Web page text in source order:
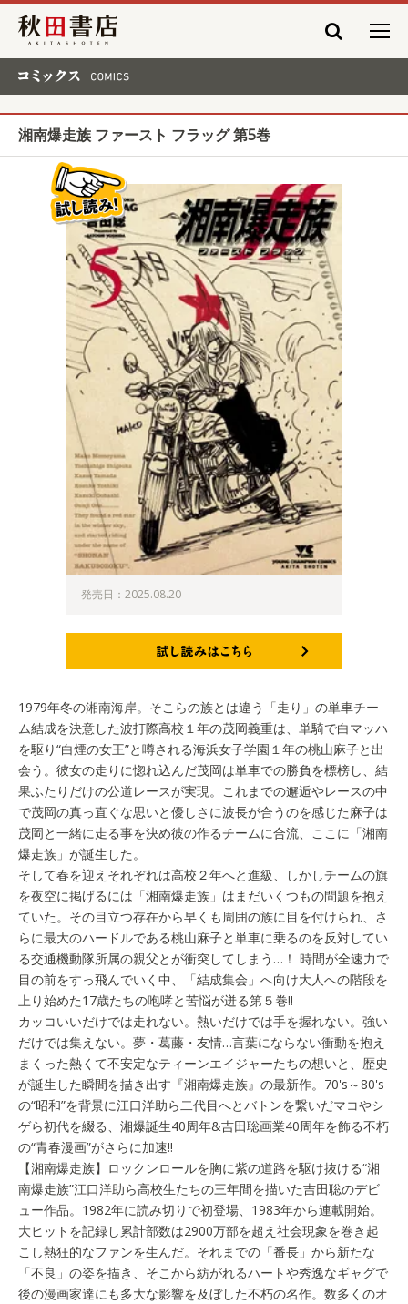
秋田書店
湘南爆走族 ファースト フラッグ 第5巻
発売日：2025.08.20
1979年冬の湘南海岸。そこらの族とは違う「走り」の単車チー
ム結成を決意した波打際高校１年の茂岡義重は、単騎で白マッハ
を駆り“白煙の女王”と噂される海浜女子学園１年の桃山麻子と出
会う。彼女の走りに惚れ込んだ茂岡は単車での勝負を標榜し、結
果ふたりだけの公道レースが実現。これまでの邂逅やレースの中
で茂岡の真っ直ぐな思いと優しさに波長が合うのを感じた麻子は
茂岡と一緒に走る事を決め彼の作るチームに合流、ここに「湘南
爆走族」が誕生した。
そして春を迎えそれぞれは高校２年へと進級、しかしチームの旗
を夜空に掲げるには「湘南爆走族」はまだいくつもの問題を抱え
ていた。その目立つ存在から早くも周囲の族に目を付けられ、さ
らに最大のハードルである桃山麻子と単車に乗るのを反対してい
る交通機動隊所属の親父とが衝突してしまう…！ 時間が全速力で
目の前をすっ飛んでいく中、「結成集会」へ向け大人への階段を
上り始めた17歳たちの咆哮と苦悩が迸る第５巻!!
カッコいいだけでは走れない。熱いだけでは手を握れない。強い
だけでは集えない。夢・葛藤・友情…言葉にならない衝動を抱え
まくった熱くて不安定なティーンエイジャーたちの想いと、歴史
が誕生した瞬間を描き出す『湘南爆走族』の最新作。70's～80's
の“昭和”を背景に江口洋助ら二代目へとバトンを繋いだマコやシ
ゲら初代を綴る、湘爆誕生40周年&吉田聡画業40周年を飾る不朽
の“青春漫画”がさらに加速!!
【湘南爆走族】ロックンロールを胸に紫の道路を駆け抜ける“湘
南爆走族”江口洋助ら高校生たちの三年間を描いた吉田聡のデビ
ュー作品。1982年に読み切りで初登場、1983年から連載開始。
大ヒットを記録し累計部数は2900万部を超え社会現象を巻き起
こし熱狂的なファンを生んだ。それまでの「番長」から新たな
「不良」の姿を描き、そこから紡がれるハートや秀逸なギャグで
後の漫画家達にも多大な影響を及ぼした不朽の名作。数多くのオ